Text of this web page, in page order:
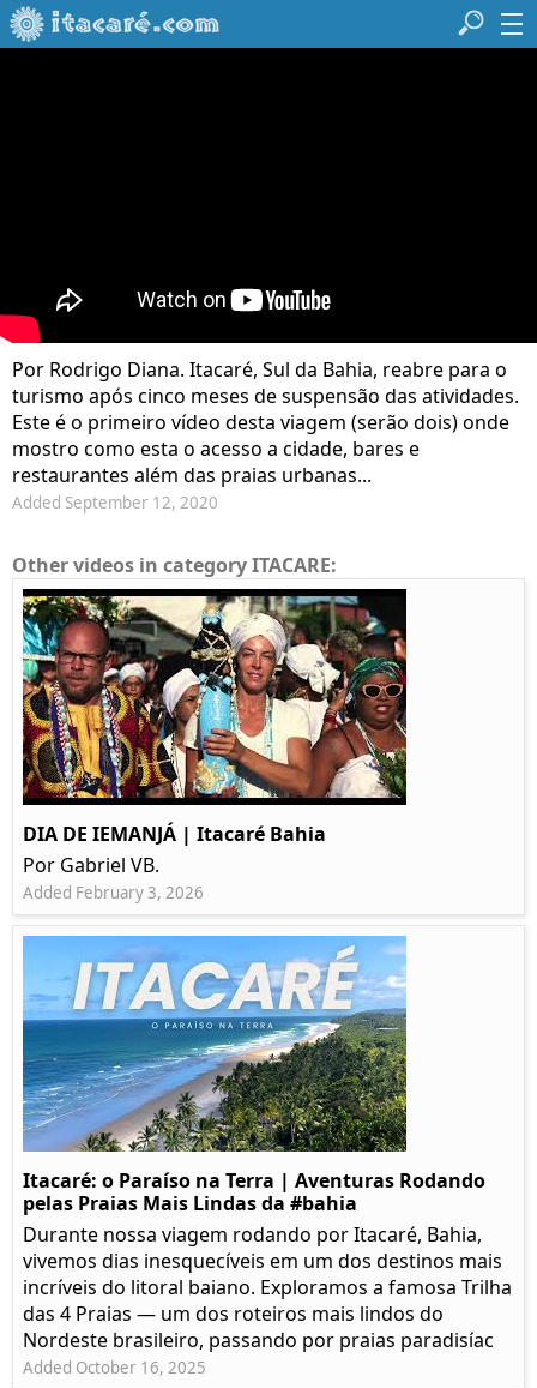
Por Rodrigo Diana. Itacaré, Sul da Bahia, reabre para o
turismo após cinco meses de suspensão das atividades.
Este é o primeiro vídeo desta viagem (serão dois) onde
mostro como esta o acesso a cidade, bares e
restaurantes além das praias urbanas...
Added September 12, 2020
Other videos in category ITACARE:
DIA DE IEMANJÁ | Itacaré Bahia
Por Gabriel VB.
Added February 3, 2026
Itacaré: o Paraíso na Terra | Aventuras Rodando
pelas Praias Mais Lindas da #bahia
Durante nossa viagem rodando por Itacaré, Bahia,
vivemos dias inesquecíveis em um dos destinos mais
incríveis do litoral baiano. Exploramos a famosa Trilha
das 4 Praias — um dos roteiros mais lindos do
Nordeste brasileiro, passando por praias paradisíac
Added October 16, 2025